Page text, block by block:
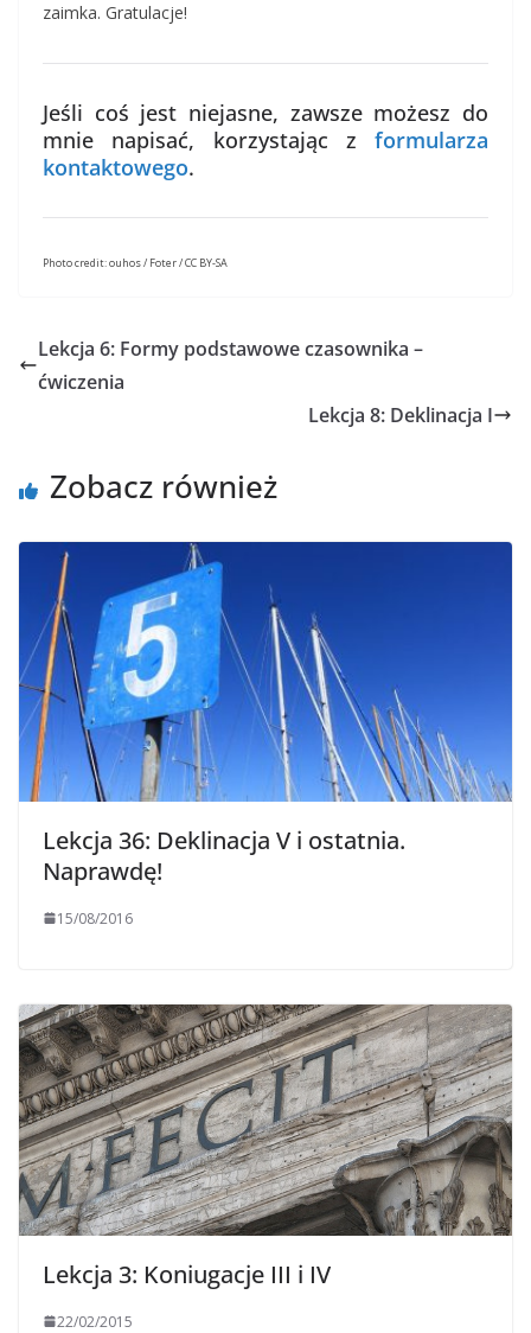
zaimka. Gratulacje!
Jeśli coś jest niejasne, zawsze możesz do
mnie napisać, korzystając z formularza
kontaktowego.
Photo credit: ouhos / Foter / CC BY-SA
Lekcja 6: Formy podstawowe czasownika –
ćwiczenia
Lekcja 8: Deklinacja I
Zobacz również
Lekcja 36: Deklinacja V i ostatnia.
Naprawdę!
15/08/2016
Lekcja 3: Koniugacje III i IV
22/02/2015